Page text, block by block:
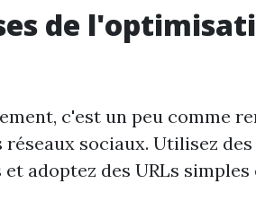
de
c'est un peu comme
réseaux sociaux. Utilisez
adoptez des URLs simples